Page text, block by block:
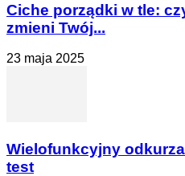
Ciche porządki w tle:
zmieni Twój...
23 maja 2025
Wielofunkcyjny
test